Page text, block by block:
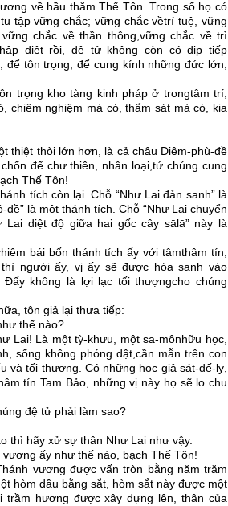
về hầu thăm Thế Tôn. Trong số họ có
tập vững chắc; vững chắc vềtrí tuệ, vững
chắc về thần thông,vững chắc về trì
diệt rồi, đệ tử không còn có dịp tiếp
để tôn trọng, để cung kính những đức lớn,
trọng kho tàng kinh pháp ở trongtâm trí,
chiêm nghiệm mà có, thẩm sát mà có, kia
thiệt thòi lớn hơn, là cả châu Diêm-phù-đề
để chư thiên, nhân loại,tứ chúng cung
Thế Tôn!
tích còn lại. Chỗ “Như Lai đản sanh” là
là một thánh tích. Chỗ “Như Lai chuyển
Lai diệt độ giữa hai gốc cây sālā” này là
bái bốn thánh tích ấy với tâmthâm tín,
người ấy, vị ấy sẽ được hóa sanh vào
không là lợi lạc tối thượngcho chúng
tôn giả lại thưa tiếp:
thế nào?
Lai! Là một tỳ-khưu, một sa-mônhữu học,
sống không phóng dật,cần mẫn trên con
và tối thượng. Có những học giả sát-đế-lỵ,
tín Tam Bảo, những vị này họ sẽ lo chu
đệ tử phải làm sao?
thì hãy xử sự thân Như Lai như vậy.
ấy như thế nào, bạch Thế Tôn!
vương được vấn tròn bằng năm trăm
hòm dầu bằng sắt, hòm sắt này được một
trầm hương được xây dựng lên, thân của